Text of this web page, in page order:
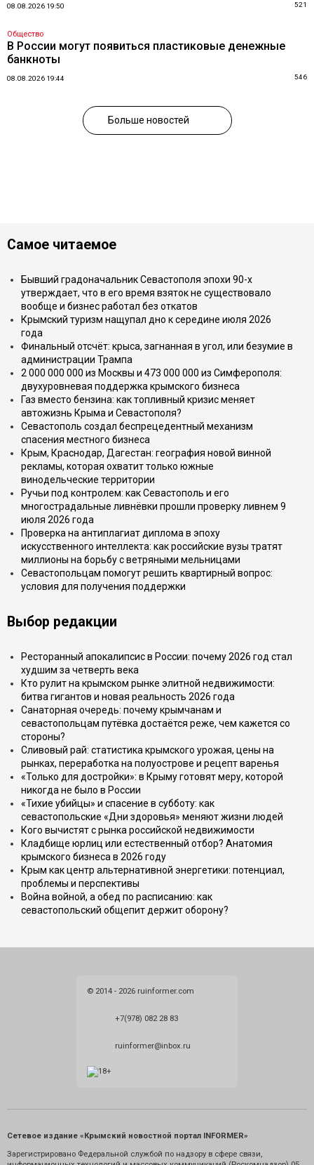
08.08.2026 19:50 521
Общество
В России могут появиться пластиковые денежные
банкноты
08.08.2026 19:44 546
Больше новостей
Самое читаемое
Бывший градоначальник Севастополя эпохи 90-х
утверждает, что в его время взяток не существовало
вообще и бизнес работал без откатов
Крымский туризм нащупал дно к середине июля 2026
года
Финальный отсчёт: крыса, загнанная в угол, или безумие в
администрации Трампа
2 000 000 000 из Москвы и 473 000 000 из Симферополя:
двухуровневая поддержка крымского бизнеса
Газ вместо бензина: как топливный кризис меняет
автожизнь Крыма и Севастополя?
Севастополь создал беспрецедентный механизм
спасения местного бизнеса
Крым, Краснодар, Дагестан: география новой винной
рекламы, которая охватит только южные
винодельческие территории
Ручьи под контролем: как Севастополь и его
многострадальные ливнёвки прошли проверку ливнем 9
июля 2026 года
Проверка на антиплагиат диплома в эпоху
искусственного интеллекта: как российские вузы тратят
миллионы на борьбу с ветряными мельницами
Севастопольцам помогут решить квартирный вопрос:
условия для получения поддержки
Выбор редакции
Ресторанный апокалипсис в России: почему 2026 год стал
худшим за четверть века
Кто рулит на крымском рынке элитной недвижимости:
битва гигантов и новая реальность 2026 года
Санаторная очередь: почему крымчанам и
севастопольцам путёвка достаётся реже, чем кажется со
стороны?
Сливовый рай: статистика крымского урожая, цены на
рынках, переработка на полуострове и рецепт варенья
«Только для достройки»: в Крыму готовят меру, которой
никогда не было в России
«Тихие убийцы» и спасение в субботу: как
севастопольские «Дни здоровья» меняют жизни людей
Кого вычистят с рынка российской недвижимости
Кладбище юрлиц или естественный отбор? Анатомия
крымского бизнеса в 2026 году
Крым как центр альтернативной энергетики: потенциал,
проблемы и перспективы
Война войной, а обед по расписанию: как
севастопольский общепит держит оборону?
© 2014 - 2026 ruinformer.com
+7(978) 082 28 83
ruinformer@inbox.ru
Сетевое издание «Крымский новостной портал INFORMER»
Зарегистрировано Федеральной службой по надзору в сфере связи,